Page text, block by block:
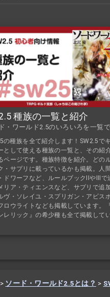
種族の一覧と紹介
・ワールド2.5のいろいろを一覧で
の種族を全て紹介します！SW2.5で
として使える種族の一覧と、その紹
ページです。種族特徴を紹介。どの
・サプリに載っているかも掲載。人
ドワーフなど、ルールブックIIやIIIで
リア・ティエンスなど、サプリで追
ヴ・ソレイユ・スプリガン・アビス
ロウライトなども掲載しています。
レリック』の希少種も全て掲載して
> ソード・ワールド2.5とは？ >